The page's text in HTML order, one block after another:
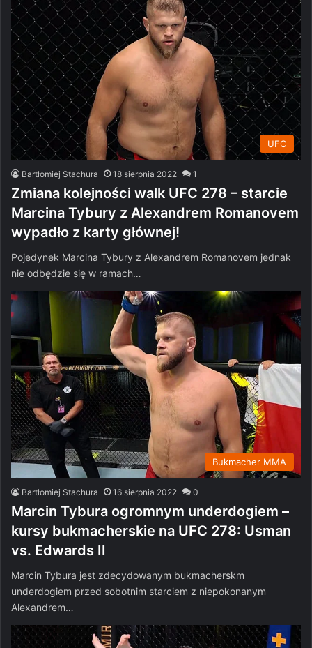
UFC
Bartłomiej Stachura 18 sierpnia 2022 1
Zmiana kolejności walk UFC 278 – starcie
Marcina Tybury z Alexandrem Romanovem
wypadło z karty głównej!
Pojedynek Marcina Tybury z Alexandrem Romanovem jednak
nie odbędzie się w ramach…
Bukmacher MMA
Bartłomiej Stachura 16 sierpnia 2022 0
Marcin Tybura ogromnym underdogiem –
kursy bukmacherskie na UFC 278: Usman
vs. Edwards II
Marcin Tybura jest zdecydowanym bukmacherskm
underdogiem przed sobotnim starciem z niepokonanym
Alexandrem…